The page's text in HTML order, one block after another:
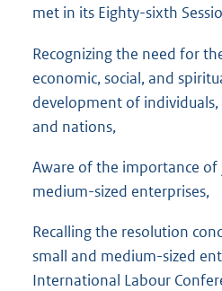
met in its Eighty-sixth
Recognizing the need for
economic, social, and
development of
and nations,
Aware of the importance
medium-sized enterprises,
Recalling the resolution
small and medium-sized
International Labour